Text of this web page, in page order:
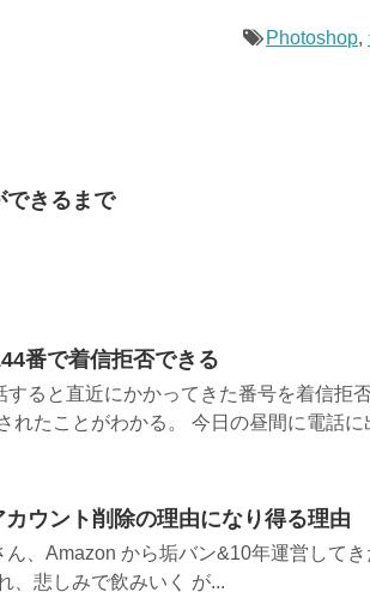
Photoshop,
できるまで
番で着信拒否できる
すると直近にかかってきた番号を着信拒
れたことがわかる。 今日の昼間に電話に
ウント削除の理由になり得る理由
ん、Amazon から垢バン&10年運営して
、悲しみで飲みいく が...